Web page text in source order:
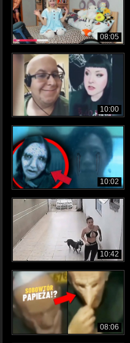
08:05
10:00
10:02
10:42
08:06